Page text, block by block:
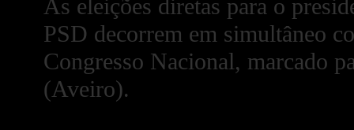
As eleições diretas para o
PSD decorrem em simultâneo
Congresso Nacional, marcado
(Aveiro).